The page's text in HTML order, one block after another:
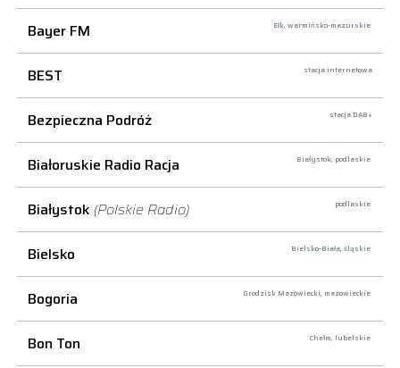
Bayer FM Ełk, warmińsko-mazurskie
BEST stacja internetowa
Bezpieczna Podróż stacja DAB+
Białoruskie Radio Racja Białystok, podlaskie
Białystok (Polskie Radio) podlaskie
Bielsko Bielsko-Biała, śląskie
Bogoria Grodzisk Mazowiecki, mazowieckie
Bon Ton Chełm, lubelskie